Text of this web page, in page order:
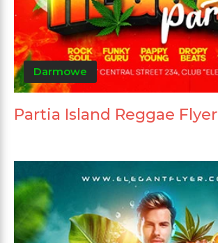
Darmowe
Partia Island Reggae Flyer